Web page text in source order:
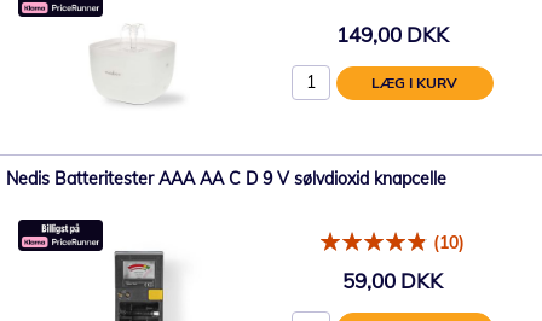
149,00 DKK
LÆG I KURV
Nedis Batteritester AAA AA C D 9 V sølvdioxid knapcelle
(10)
59,00 DKK